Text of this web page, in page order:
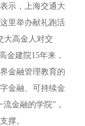
示，上海交通大
里举办献礼跑活
大高金人对交
金建院15年来，
金融管理教育的
金融、可持续金
金融的学院”，
撑。